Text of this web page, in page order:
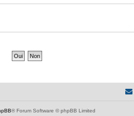
® Forum Software © phpBB Limited